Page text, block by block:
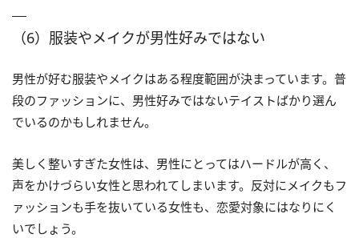
（6）服装やメイクが男性好みではない
男性が好む服装やメイクはある程度範囲が決まっています。普
段のファッションに、男性好みではないテイストばかり選ん
でいるのかもしれません。
美しく整いすぎた女性は、男性にとってはハードルが高く、
声をかけづらい女性と思われてしまいます。反対にメイクもフ
ァッションも手を抜いている女性も、恋愛対象にはなりにく
いでしょう。